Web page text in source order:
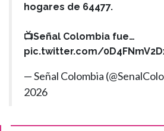
hogares de 64477.
📺Señal Colombia fue…
pic.twitter.com/
— Señal Colombia
2026